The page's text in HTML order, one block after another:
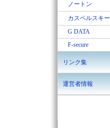
ノートン
カスペルスキー
G DATA
F-secure
リンク集
運営者情報